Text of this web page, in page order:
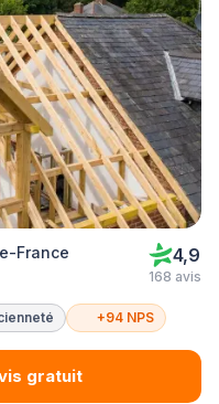
France 4,9
168 avis
+94 NPS
gratuit